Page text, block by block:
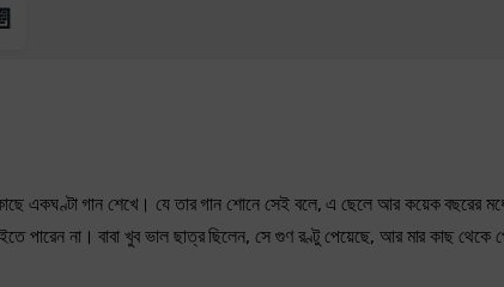
একঘণ্টা গান শেখে। যে তার গান শোনে সেই বলে, এ ছেলে আর কয়েক বছরের
পারেন না। বাবা খুব ভাল ছাত্র ছিলেন, সে গুণ রণ্টু পেয়েছে, আর মার কাছ থেকে